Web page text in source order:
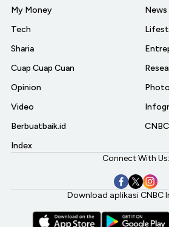
My Money
Tech
Sharia
Cuap Cuap Cuan
Opinion
Video
Berbuatbaik.id
Index
News
Photo
Connect With Us:
Download aplikasi CNBC